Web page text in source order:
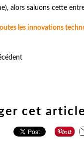
alors saluons cette
les innovations
cet article